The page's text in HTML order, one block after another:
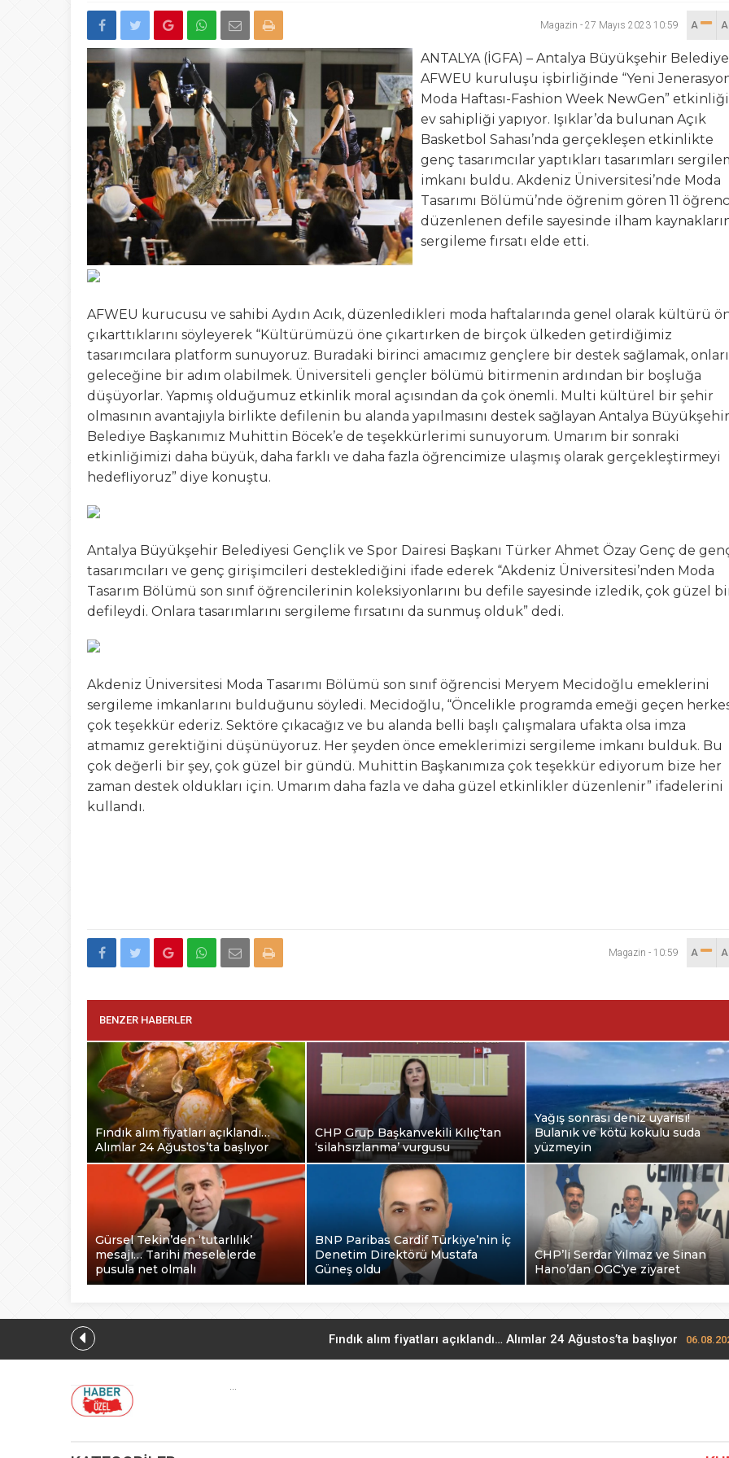
15:02 Türk Avcıları Kütahya Valisine tepki gösterdi
00:22 Yığılca’da Patpat Kazası: 3’ü Çocuk 7 Kişi Yaralandı
23:50 Akçakoca’da boğulma paniği
Magazin - 27 Mayıs 2023 10:59 A
ANTALYA (İGFA) – Antalya Büyükşehir
AFWEU kuruluşu işbirliğinde “Yeni
Moda Haftası-Fashion Week NewGen”
ev sahipliği yapıyor. Işıklar’da bulunan Açık
Basketbol Sahası’nda gerçekleşen etkinlikte
genç tasarımcılar yaptıkları tasarımları
imkanı buldu. Akdeniz Üniversitesi’nde Moda
Tasarımı Bölümü’nde öğrenim gören 11
düzenlenen defile sayesinde ilham
sergileme fırsatı elde etti.
AFWEU kurucusu ve sahibi Aydın Acık, düzenledikleri moda haftalarında genel olarak kültürü
çıkarttıklarını söyleyerek “Kültürümüzü öne çıkartırken de birçok ülkeden getirdiğimiz
tasarımcılara platform sunuyoruz. Buradaki birinci amacımız gençlere bir destek sağlamak,
geleceğine bir adım olabilmek. Üniversiteli gençler bölümü bitirmenin ardından bir boşluğa
düşüyorlar. Yapmış olduğumuz etkinlik moral açısından da çok önemli. Multi kültürel bir şehir
olmasının avantajıyla birlikte defilenin bu alanda yapılmasını destek sağlayan Antalya Büyükşehir
Belediye Başkanımız Muhittin Böcek’e de teşekkürlerimi sunuyorum. Umarım bir sonraki
etkinliğimizi daha büyük, daha farklı ve daha fazla öğrencimize ulaşmış olarak gerçekleştirmeyi
hedefliyoruz” diye konuştu.
Antalya Büyükşehir Belediyesi Gençlik ve Spor Dairesi Başkanı Türker Ahmet Özay Genç de
tasarımcıları ve genç girişimcileri desteklediğini ifade ederek “Akdeniz Üniversitesi’nden Moda
Tasarım Bölümü son sınıf öğrencilerinin koleksiyonlarını bu defile sayesinde izledik, çok güzel
defileydi. Onlara tasarımlarını sergileme fırsatını da sunmuş olduk” dedi.
Akdeniz Üniversitesi Moda Tasarımı Bölümü son sınıf öğrencisi Meryem Mecidoğlu emeklerini
sergileme imkanlarını bulduğunu söyledi. Mecidoğlu, “Öncelikle programda emeği geçen
çok teşekkür ederiz. Sektöre çıkacağız ve bu alanda belli başlı çalışmalara ufakta olsa imza
atmamız gerektiğini düşünüyoruz. Her şeyden önce emeklerimizi sergileme imkanı bulduk. Bu
çok değerli bir şey, çok güzel bir gündü. Muhittin Başkanımıza çok teşekkür ediyorum bize her
zaman destek oldukları için. Umarım daha fazla ve daha güzel etkinlikler düzenlenir” ifadelerini
kullandı.
Magazin - 10:59 A
BENZER HABERLER
Fındık alım fiyatları açıklandı…
Alımlar 24 Ağustos’ta başlıyor
CHP Grup Başkanvekili Kılıç’tan
‘silahsızlanma’ vurgusu
Yağış sonrası deniz uyarısı!
Bulanık ve kötü kokulu suda
yüzmeyin
Gürsel Tekin’den ‘tutarlılık’
mesajı… Tarihi meselelerde
pusula net olmalı
BNP Paribas Cardif Türkiye’nin İç
Denetim Direktörü Mustafa
Güneş oldu
CHP’li Serdar Yılmaz ve Sinan
Hano’dan OGC’ye ziyaret
Fındık alım fiyatları açıklandı… Alımlar 24 Ağustos’ta başlıyor